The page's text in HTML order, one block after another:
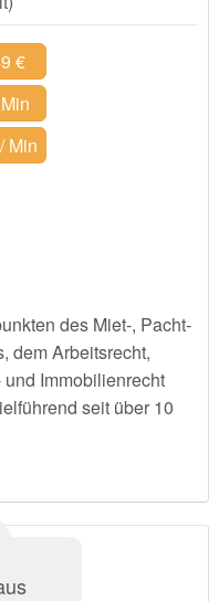
€
Min
des Miet-, Pacht-
dem Arbeitsrecht,
und Immobilienrecht
seit über 10